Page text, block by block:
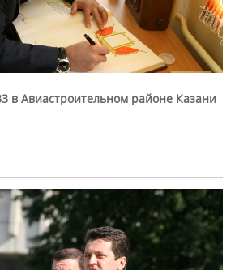
в Авиастроительном районе Казани